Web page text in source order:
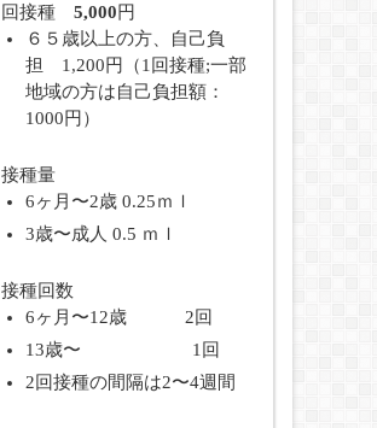
回接種 5,000円
６５歳以上の方、自己負
担 1,200円（1回接種;一部
地域の方は自己負担額：
1000円）
接種量
6ヶ月〜2歳 0.25ｍｌ
3歳〜成人 0.5 ｍｌ
接種回数
6ヶ月〜12歳 2回
13歳〜 1回
2回接種の間隔は2〜4週間